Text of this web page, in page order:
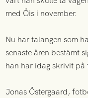
med Öis i november.
Nu har talangen som
senaste åren bestämt
han har idag skrivit på
Jonas Östergaard,